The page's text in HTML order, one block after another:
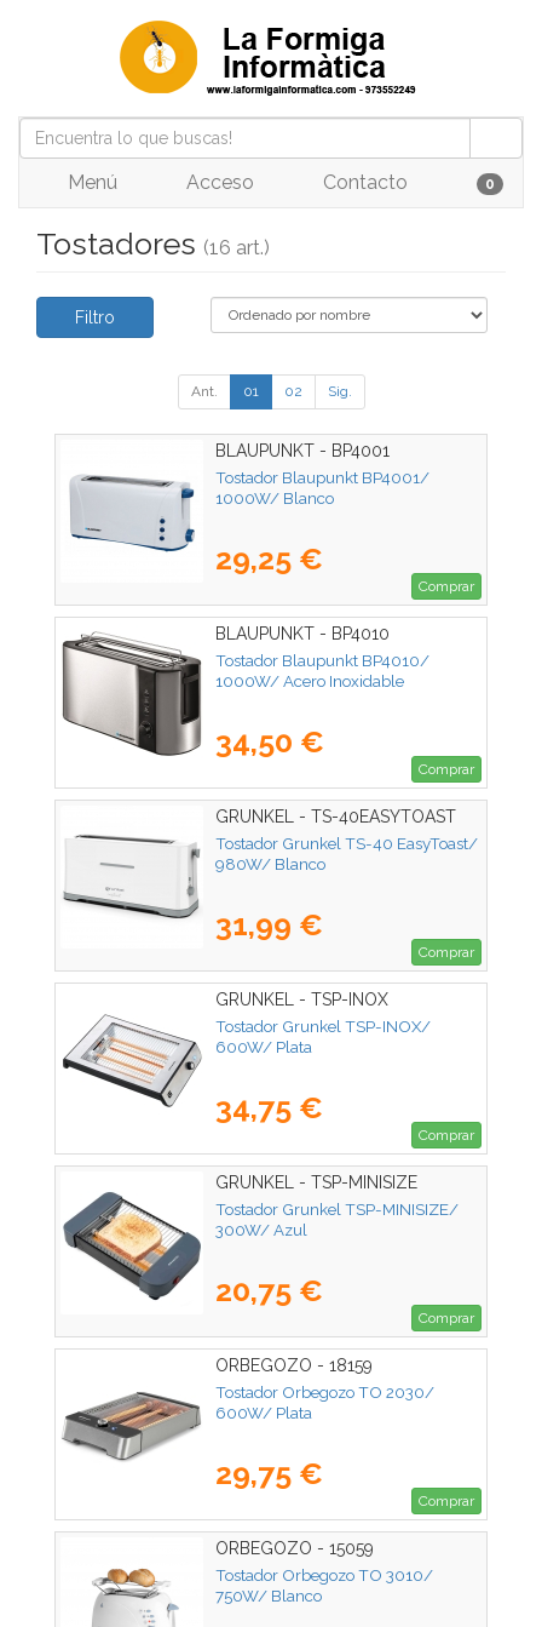
Menú Acceso Contacto 0
Tostadores (16 art.)
Filtro
Ant. 01 02 Sig.
BLAUPUNKT - BP4001
Tostador Blaupunkt BP4001/
1000W/ Blanco
29,25 €
Comprar
BLAUPUNKT - BP4010
Tostador Blaupunkt BP4010/
1000W/ Acero Inoxidable
34,50 €
Comprar
GRUNKEL - TS-40EASYTOAST
Tostador Grunkel TS-40 EasyToast/
980W/ Blanco
31,99 €
Comprar
GRUNKEL - TSP-INOX
Tostador Grunkel TSP-INOX/
600W/ Plata
34,75 €
Comprar
GRUNKEL - TSP-MINISIZE
Tostador Grunkel TSP-MINISIZE/
300W/ Azul
20,75 €
Comprar
ORBEGOZO - 18159
Tostador Orbegozo TO 2030/
600W/ Plata
29,75 €
Comprar
ORBEGOZO - 15059
Tostador Orbegozo TO 3010/
750W/ Blanco